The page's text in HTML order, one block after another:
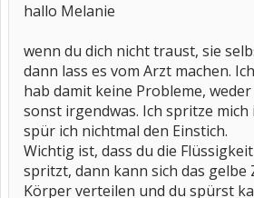
hallo Melanie
wenn du dich nicht traust, sie
dann lass es vom Arzt machen.
hab damit keine Probleme,
sonst irgendwas. Ich spritze mich
spür ich nichtmal den Einstich.
Wichtig ist, dass du die
spritzt, dann kann sich das gelbe
Körper verteilen und du spürst